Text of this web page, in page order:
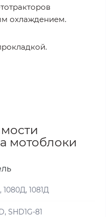
охлаждением.
мотоблоки
1080Д, 1081Д
SHD1G-81